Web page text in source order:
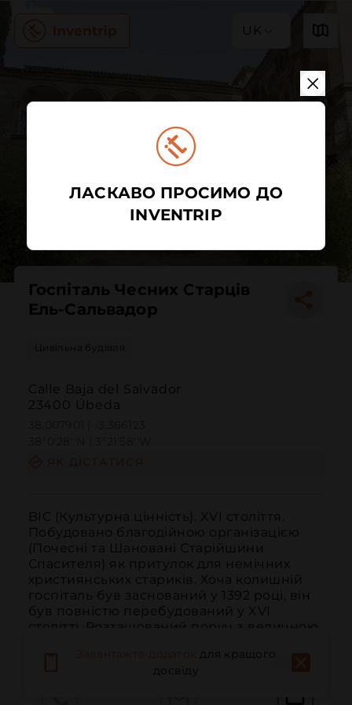
UK
Госпіталь Чесних Старців
Ель-Сальвадор
Цивільна будівля
Calle Baja del Salvador
23400 Úbeda
BIC (Культурна цінність). XVI століття.
Побудовано благодійною організацією
(Почесні та Шановані Старійшини
Спасителя) як притулок для немічних
християнських стариків. Хоча колишній
госпіталь був заснований у 1392 році, він
був повністю перебудований у XVI
столітті. Розташований поруч з величною
для кращого
досвіду
ЛАСКАВО ПРОСИМО ДО
INVENTRIP